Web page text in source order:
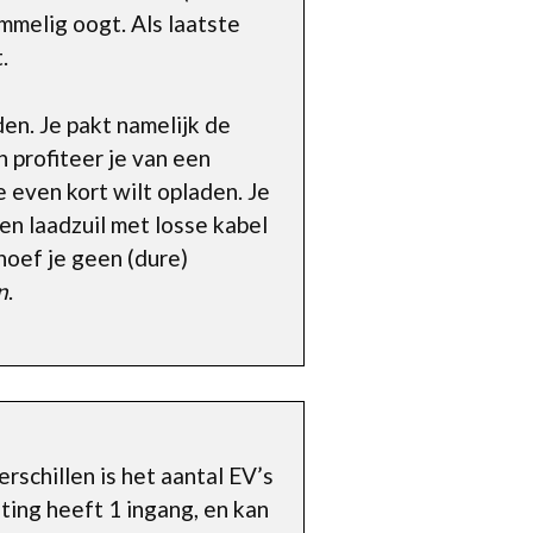
oogt. Als laatste
Je pakt namelijk de
profiteer je van een
kort wilt opladen. Je
laadzuil met losse kabel
je geen (dure)
is het aantal EV’s
heeft 1 ingang, en kan